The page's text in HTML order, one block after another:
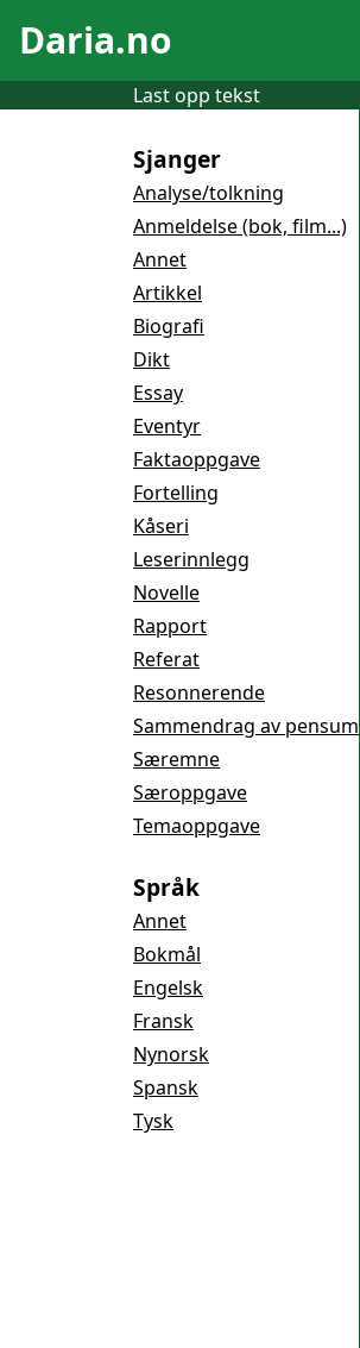
Daria.no
Last opp tekst
Sjanger
Analyse/tolkning
Anmeldelse (bok, film...)
Annet
Artikkel
Biografi
Dikt
Essay
Eventyr
Faktaoppgave
Fortelling
Kåseri
Leserinnlegg
Novelle
Rapport
Referat
Resonnerende
Sammendrag av pensum
Særemne
Særoppgave
Temaoppgave
Språk
Annet
Bokmål
Engelsk
Fransk
Nynorsk
Spansk
Tysk